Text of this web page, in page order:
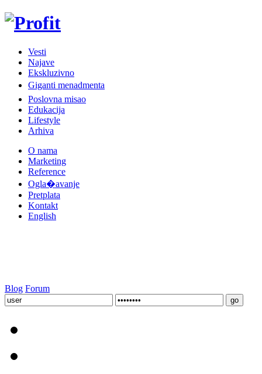
Vesti
Najave
Ekskluzivno
Giganti menadmenta
Poslovna misao
Edukacija
Lifestyle
Arhiva
O nama
Marketing
Reference
Ogla�avanje
Pretplata
Kontakt
English
Blog Forum